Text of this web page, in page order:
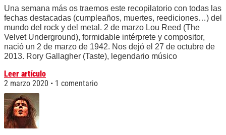
Una semana más os traemos este recopilatorio con todas las
fechas destacadas (cumpleaños, muertes, reediciones…) del
mundo del rock y del metal. 2 de marzo Lou Reed (The
Velvet Underground), formidable intérprete y compositor,
nació un 2 de marzo de 1942. Nos dejó el 27 de octubre de
2013. Rory Gallagher (Taste), legendario músico
Leer artículo
2 marzo 2020
1 comentario